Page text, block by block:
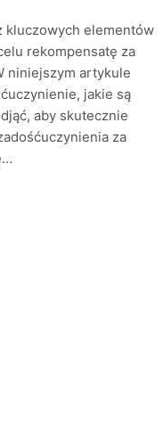
kluczowych elementów
rekompensatę za
niniejszym artykule
jakie są
aby skutecznie
za